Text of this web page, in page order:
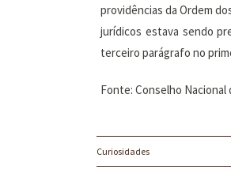
providências da Ordem
jurídicos estava sendo
terceiro parágrafo no
Fonte: Conselho Nacional
Curiosidades